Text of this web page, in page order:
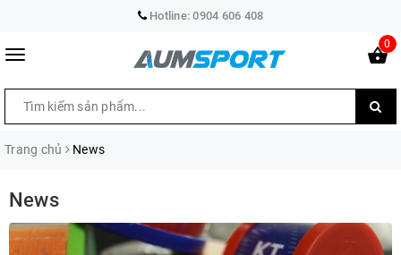
Hotline:0904 606 408
0
Trang chủ News
News